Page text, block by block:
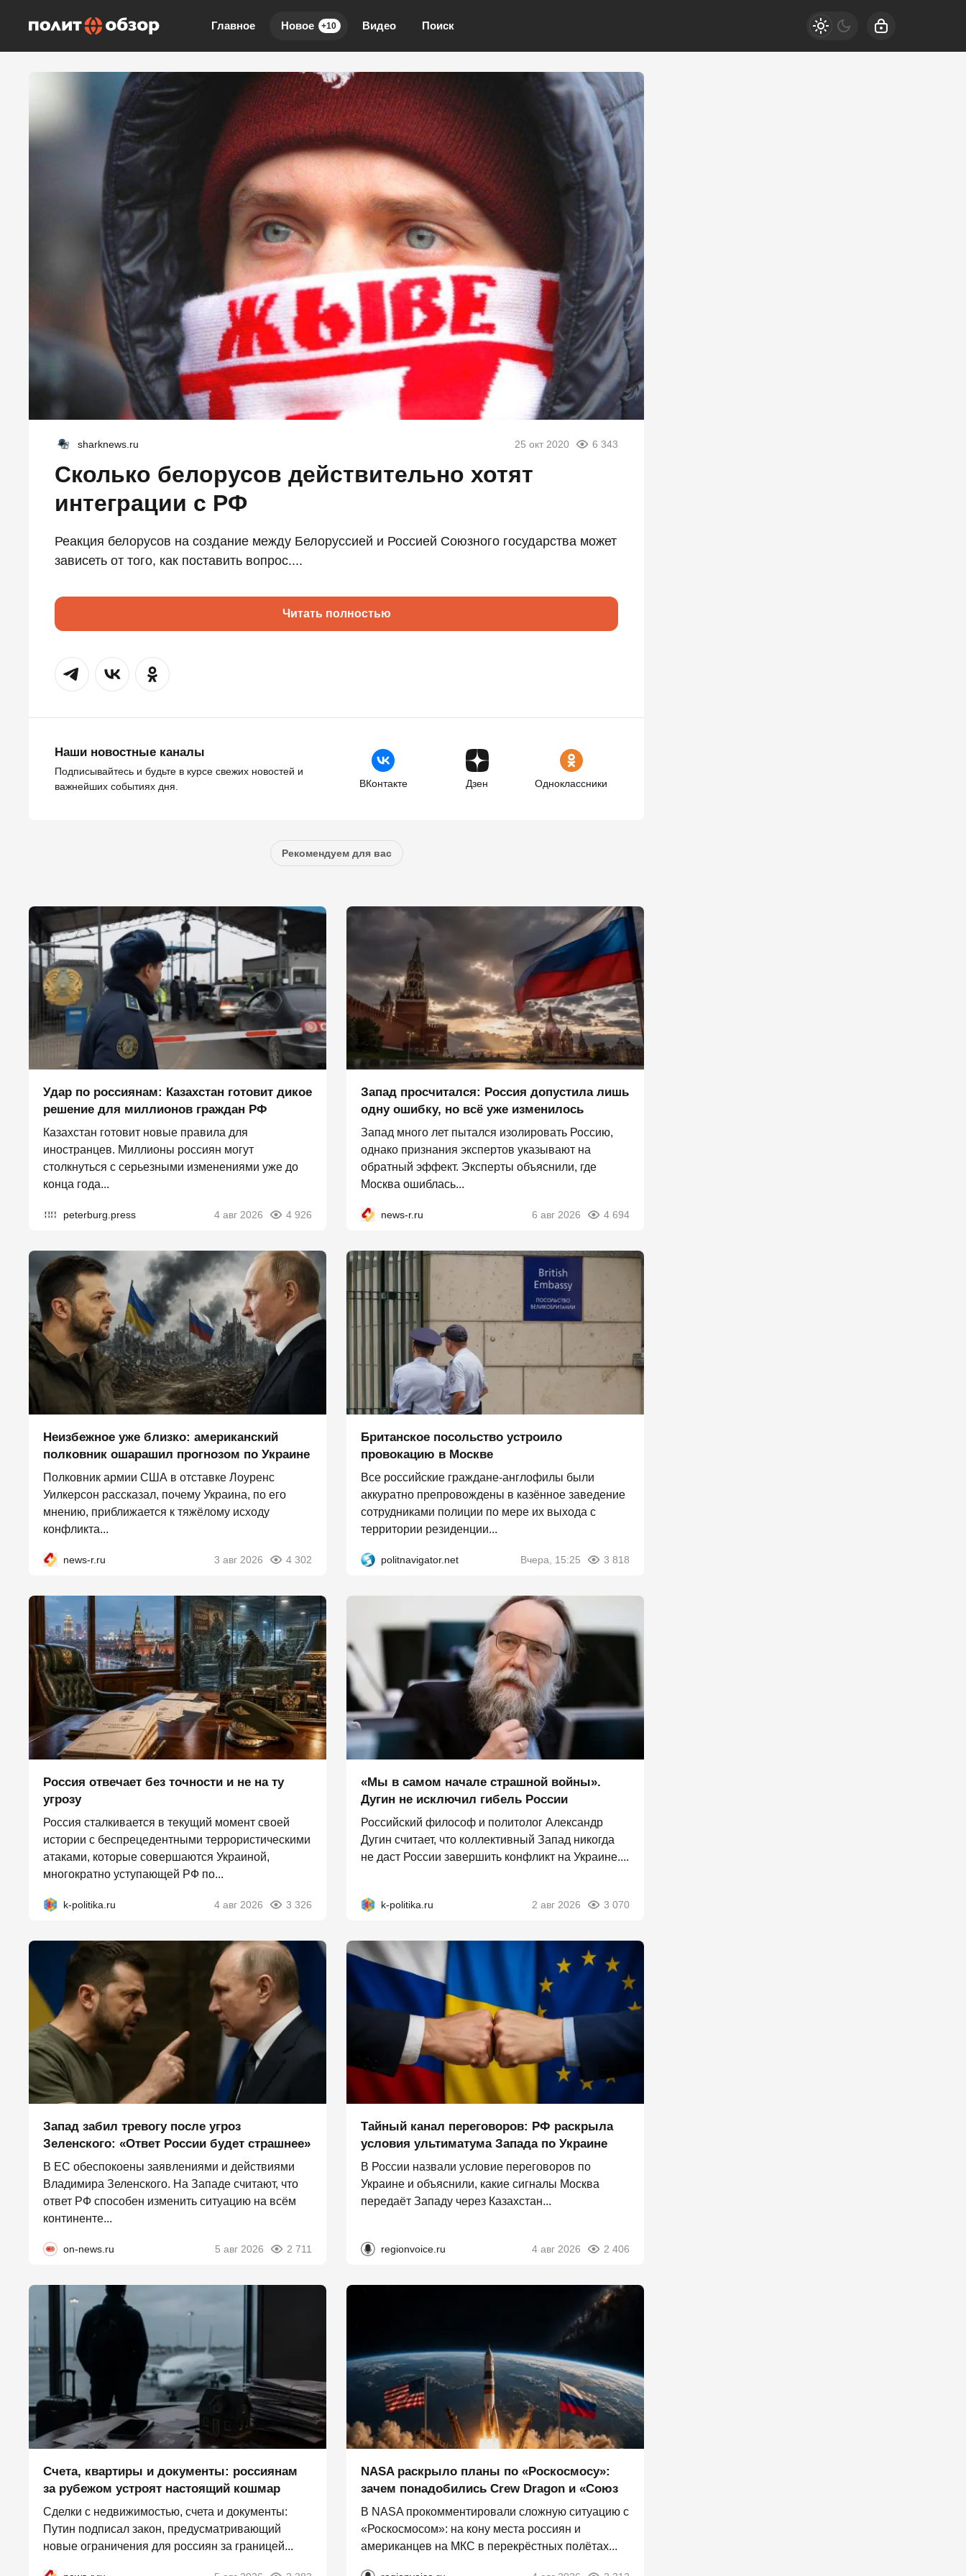
Главное Новое +10 Видео Поиск
sharknews.ru 25 окт 2020 6 343
Сколько белорусов действительно хотят
интеграции с РФ
Реакция белорусов на создание между Белоруссией и Россией Союзного государства может
зависеть от того, как поставить вопрос....
Читать полностью
Наши новостные каналы
Подписывайтесь и будьте в курсе свежих новостей и
важнейших событиях дня.
ВКонтакте Дзен Одноклассники
Рекомендуем для вас
Удар по россиянам: Казахстан готовит дикое
решение для миллионов граждан РФ
Казахстан готовит новые правила для
иностранцев. Миллионы россиян могут
столкнуться с серьезными изменениями уже до
конца года...
peterburg.press 4 авг 2026 4 926
Запад просчитался: Россия допустила лишь
одну ошибку, но всё уже изменилось
Запад много лет пытался изолировать Россию,
однако признания экспертов указывают на
обратный эффект. Эксперты объяснили, где
Москва ошиблась...
news-r.ru 6 авг 2026 4 694
Неизбежное уже близко: американский
полковник ошарашил прогнозом по Украине
Полковник армии США в отставке Лоуренс
Уилкерсон рассказал, почему Украина, по его
мнению, приближается к тяжёлому исходу
конфликта...
news-r.ru 3 авг 2026 4 302
Британское посольство устроило
провокацию в Москве
Все российские граждане-англофилы были
аккуратно препровождены в казённое заведение
сотрудниками полиции по мере их выхода с
территории резиденции...
politnavigator.net Вчера, 15:25 3 818
Россия отвечает без точности и не на ту
угрозу
Россия сталкивается в текущий момент своей
истории с беспрецедентными террористическими
атаками, которые совершаются Украиной,
многократно уступающей РФ по...
k-politika.ru 4 авг 2026 3 326
«Мы в самом начале страшной войны».
Дугин не исключил гибель России
Российский философ и политолог Александр
Дугин считает, что коллективный Запад никогда
не даст России завершить конфликт на Украине....
k-politika.ru 2 авг 2026 3 070
Запад забил тревогу после угроз
Зеленского: «Ответ России будет страшнее»
В ЕС обеспокоены заявлениями и действиями
Владимира Зеленского. На Западе считают, что
ответ РФ способен изменить ситуацию на всём
континенте...
on-news.ru 5 авг 2026 2 711
Тайный канал переговоров: РФ раскрыла
условия ультиматума Запада по Украине
В России назвали условие переговоров по
Украине и объяснили, какие сигналы Москва
передаёт Западу через Казахстан...
regionvoice.ru 4 авг 2026 2 406
Счета, квартиры и документы: россиянам
за рубежом устроят настоящий кошмар
Сделки с недвижимостью, счета и документы:
Путин подписал закон, предусматривающий
новые ограничения для россиян за границей...
NASA раскрыло планы по «Роскосмосу»:
зачем понадобились Crew Dragon и «Союз
В NASA прокомментировали сложную ситуацию с
«Роскосмосом»: на кону места россиян и
американцев на МКС в перекрёстных полётах...